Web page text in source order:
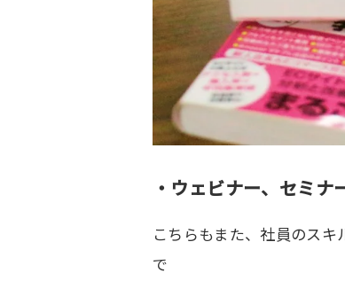
・ウェビナー、セミナ
こちらもまた、社員のス
で